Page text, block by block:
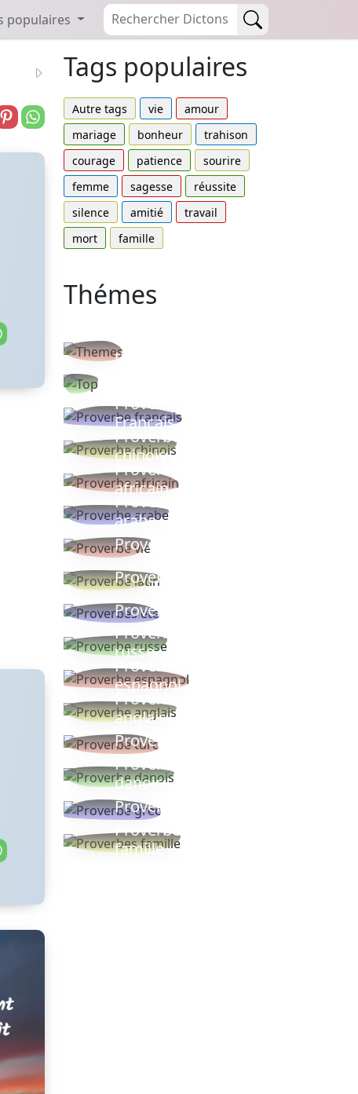
populaires
Tags populaires
Autre tags vie
amour
mariage
bonheur
trahison
courage
patience
sourire
femme
sagesse
réussite
silence
amitié
travail
mort
famille
Thémes
thèmes
Proverbe
Français
Proverbe
chinois
Proverbe
africain
Proverbe
arabe
Proverbe vie
Proverbe latin
Proverbes ete
Proverbe
russe
Proverbe
espagnol
Proverbe
anglais
Proverbe turc
Proverbe
danois
Proverbe grec
Proverbes
famille